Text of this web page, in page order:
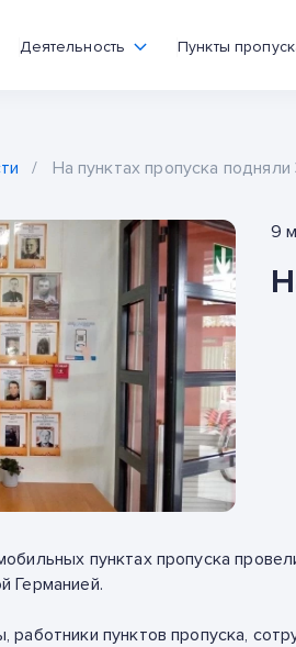
Деятельность Пункты
/ На пунктах пропуска
9
пунктах пропуска
Германией.
пунктов пропуска,